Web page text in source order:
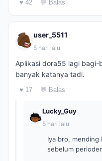
♥ 42 💬 Balas
user_5511
5 hari lalu
Aplikasi dora55 lagi bagi-
banyak katanya tadi.
♥ 17 💬 Balas
Lucky_Guy
5 hari lalu
Iya bro, mending
sebelum